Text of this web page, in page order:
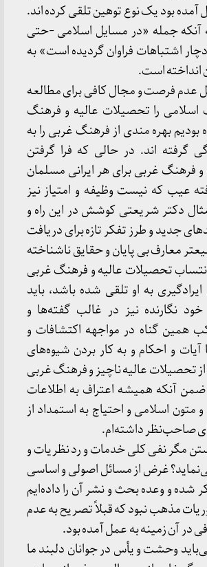
آمده بود یک نوع توهین تلقی کرده اند.
جمله «در مسایل اسلامی -حتی
اشتباهات فراوان گردیده است» به
انداخته است.
عدم فرصت و مجال کافی برای مطالعه
اسلامی را تحصیلات عالیه و فرهنگ
بودیم بهره مندی از فرهنگ غربی را به
گرفته اند. در حالی که فرا گرفتن
فرهنگ غربی برای هر ایرانی مسلمان
عیب که نیست وظیفه و امتیاز نیز
دکتر شریعتی کوشش در این راه و
جدید و طرز تفکر تازه برای دریافت
معارف بی پایان و حقایق ناشناخته
تحصیلات عالیه و فرهنگ غربی
به او تلقی شده باشد، باید
نگارنده نیز در غالب گفته‌ها و
همین گناه در مواجهه اکتشافات و
و احکام و به کار بردن شیوه‌های
از تحصیلات عالیه ناچیز و فرهنگ غربی
آنکه همیشه اعتراف به اطلاعات
اسلامی و احتیاج به استمداد از
صاحب‌نظر داشته‌ام.
مگر نفی کلی خدمات و رد نظریات و
غرض از مسائل اصولی و اساسی
شده و وعده بحث و نشر آن را داده‌ایم
مذهب نبود که قبلاً تصریح به عدم
در آن زمینه به عمل آمده بود.
وحشت و یأس در جوانان دلبند ما